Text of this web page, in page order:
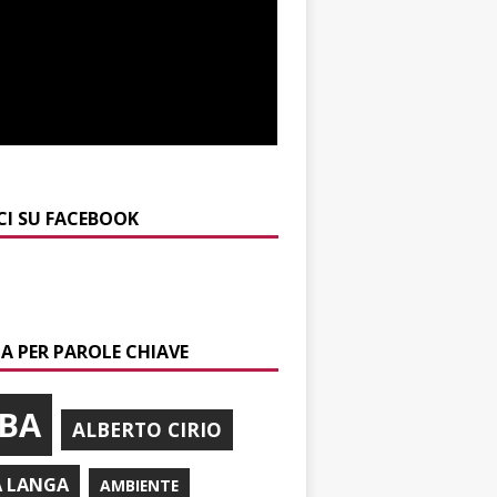
SU FACEBOOK
PER PAROLE CHIAVE
ALBERTO CIRIO
LANGA AMBIENTE